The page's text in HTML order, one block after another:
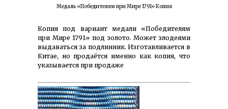
Медаль «Победителям при Мире 1791» Копия
Копия под вариант медали «Победителям
при Мире 1791» под золото. Может злодеями
выдаваться за подлинник. Изготавливается в
Китае, но продаётся именно как копия, что
указывается при продаже